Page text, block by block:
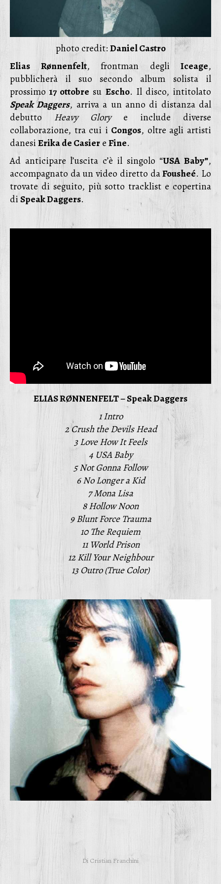
photo credit:Daniel Castro
Elias Rønnenfelt, frontman degli Iceage,
pubblicherà il suo secondo album solista il
prossimo17 ottobre su Escho. Il disco, intitolato
Speak Daggers, arriva a un anno di distanza dal
debutto Heavy Glorye include diverse
collaborazione, tra cui i Congos, oltre agli artisti
danesiErika de CasiereFine.
Ad anticipare l’uscita c’è il singolo “USA Baby”,
accompagnato da un video diretto daFousheé. Lo
trovate di seguito, più sotto tracklist e copertina
diSpeak Daggers.
ELIAS RØNNENFELT – Speak Daggers
1 Intro
2 Crush the Devils Head
3 Love How It Feels
4 USA Baby
5 Not Gonna Follow
6 No Longer a Kid
7 Mona Lisa
8 Hollow Noon
9 Blunt Force Trauma
10 The Requiem
11 World Prison
12 Kill Your Neighbour
13 Outro (True Color)
Di Cristian Franchini